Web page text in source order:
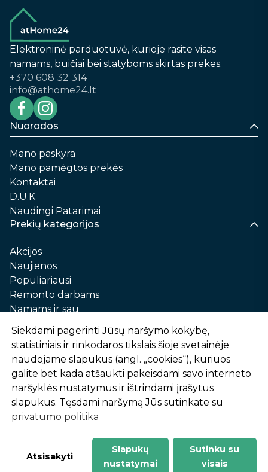
Elektroninė parduotuvė, kurioje rasite visas
namams, buičiai bei statyboms skirtas prekes.
+370 608 32 314
info@athome24.lt
Nuorodos
Mano paskyra
Mano pamėgtos prekės
Kontaktai
D.U.K
Naudingi Patarimai
Prekių kategorijos
Akcijos
Naujienos
Populiariausi
Remonto darbams
Namams ir sau
Automobilių priežiūrai
Sodui ir daržui
Informacija
Apie mus
Prekių pirkimo – pardavimo taisyklės
Prekių pristatymas ir atsiėmimas
Garantinis aptarnavimas ir prekių grąžinimas
Privatumo politika
-
1
2
%
n
u
o
l
a
i
d
Siekdami pagerinti Jūsų naršymo kokybę,
statistiniais ir rinkodaros tikslais šioje svetainėje
naudojame slapukus (angl. „cookies“), kuriuos
galite bet kada atšaukti pakeisdami savo interneto
naršyklės nustatymus ir ištrindami įrašytus
slapukus. Tęsdami naršymą Jūs sutinkate su
privatumo politika
Atsisakyti
Slapukų
nustatymai
Sutinku su
visais